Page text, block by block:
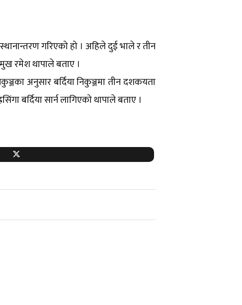
गरिएको हो । अहिले दुई भाले र तीन
रमेश थापाले बताए ।
अनुसार बर्दिया निकुञ्जमा तीन दशकयता
बर्दिया सार्न लागिएको थापाले बताए ।